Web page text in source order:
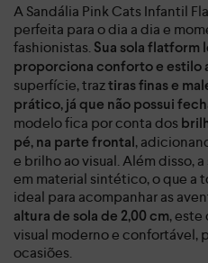
A Sandália Pink Cats Infantil
perfeita para o dia a dia e
fashionistas. Sua sola flatform
proporciona conforto e estilo
superfície, traz tiras finas e
prático, já que não possui
modelo fica por conta dos
pé, na parte frontal ,
e brilho ao visual. Além disso,
em material sintético, o que a
ideal para acompanhar as
altura de sola de 2,00 cm,
visual moderno e confortável,
ocasiões.